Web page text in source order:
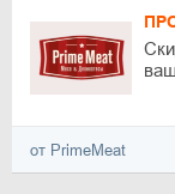
от PrimeMeat